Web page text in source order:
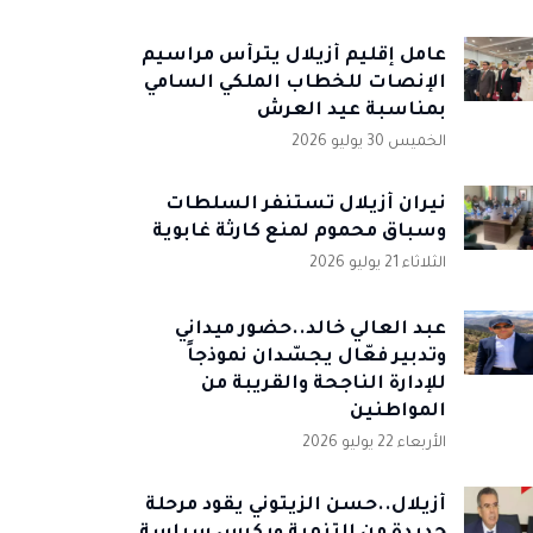
عامل إقليم أزيلال يترأس مراسيم
الإنصات للخطاب الملكي السامي
بمناسبة عيد العرش
الخميس 30 يوليو 2026
نيران أزيلال تستنفر السلطات
وسباق محموم لمنع كارثة غابوية
الثلاثاء 21 يوليو 2026
عبد العالي خالد..حضور ميداني
وتدبير فعّال يجسّدان نموذجاً
للإدارة الناجحة والقريبة من
المواطنين
الأربعاء 22 يوليو 2026
أزيلال..حسن الزيتوني يقود مرحلة